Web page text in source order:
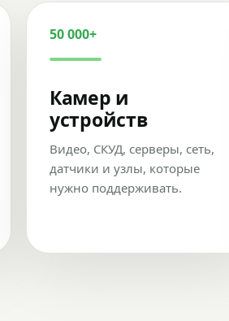
50 000+
Камер и
устройств
Видео, СКУД, серверы, сеть,
датчики и узлы, которые
нужно поддерживать.